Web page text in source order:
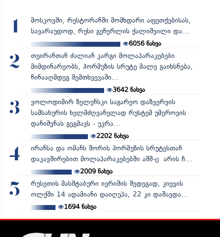
1
მოსკოვში, რესტორანში მომხდარი აფეთქებისას,
სავარაუდოდ, რუსი გენერლის ქალიშვილი და...
6056ნახვა
2
თეირანთან ძალიან კარგი მოლაპარაკებები
მიმდინარეობს, ჰორმუზის სრუტე მალე გაიხსნება,
წინააღმდეგ შემთხვევაში...
3642ნახვა
3
ვოლოდიმირ ზელენსკი საგარეო დაზვერვის
სამსახურის ხელმძღვანელად რუსტემ უმეროვის
დანიშვნას გეგმავს - უკრა...
2202ნახვა
4
ირანსა და ომანს შორის ჰორმუზის სრუტესთან
დაკავშირებით მოლაპარაკებებში აშშ-ც არის ჩ...
2009ნახვა
5
რუსეთის მასშტაბური იერიშის შედეგად, კიევის
ოლქში 14 ადამიანი დაიღუპა, 22 კი დაშავდა...
1694ნახვა